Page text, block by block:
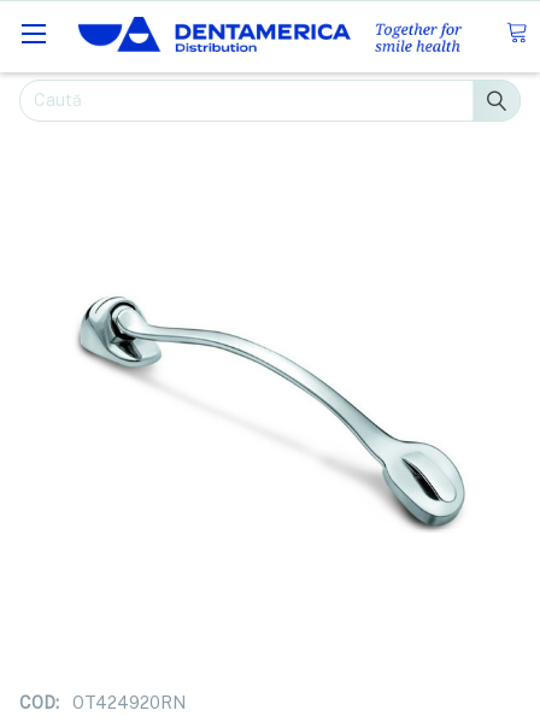
Caută
COD: OT424920RN